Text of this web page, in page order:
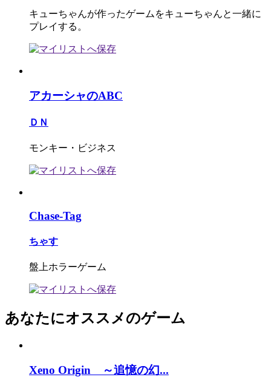
キューちゃんが作ったゲームをキューちゃんと一緒に
プレイする。
アカーシャのABC
ＤＮ
モンキー・ビジネス
Chase-Tag
ちゃす
盤上ホラーゲーム
あなたにオススメのゲーム
Xeno Origin ～追憶の幻...